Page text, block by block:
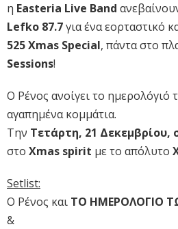
η Easteria Live Band
Lefko 87.7για ένα εορταστικό
525 Xmas Special, πάντα στο
Sessions!
Ο Ρένος ανοίγει το ημερολόγιό
αγαπημένα κομμάτια.
Την Τετάρτη, 21 Δεκεμβρίου,
στο Xmas spirit με το απόλυτο
Setlist:
Ο Ρένος και ΤΟ ΗΜΕΡΟΛΟΓΙΟ
&